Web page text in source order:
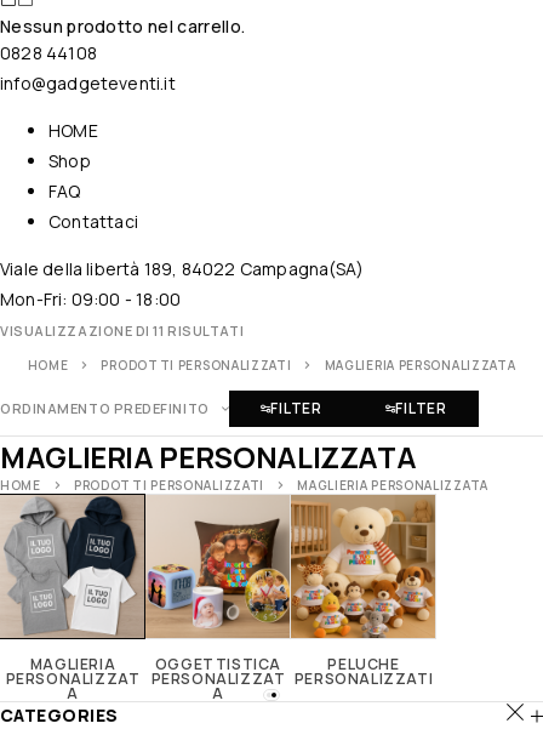
Nessun prodotto nel carrello.
0828 44108
info@gadgeteventi.it
HOME
Shop
FAQ
Contattaci
Viale della libertà 189, 84022 Campagna(SA)
Mon-Fri: 09:00 - 18:00
VISUALIZZAZIONE DI 11 RISULTATI
HOME PRODOTTI PERSONALIZZATI MAGLIERIA PERSONALIZZATA
ORDINAMENTO PREDEFINITO FILTER FILTER
MAGLIERIA PERSONALIZZATA
HOME PRODOTTI PERSONALIZZATI MAGLIERIA PERSONALIZZATA
MAGLIERIA
PERSONALIZZAT
A
OGGETTISTICA
PERSONALIZZAT
A
PELUCHE
PERSONALIZZATI
CATEGORIES